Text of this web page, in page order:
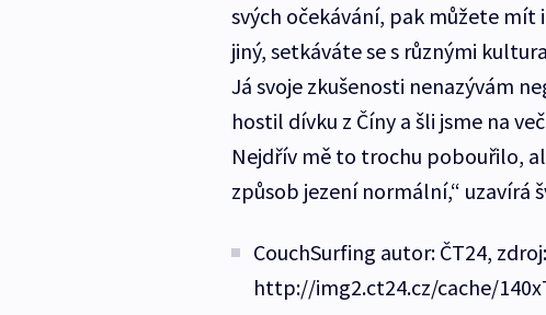
svých očekávání, pak můžete
jiný, setkáváte se s různými
Já svoje zkušenosti nenazývám
hostil dívku z Číny a šli jsme na
Nejdřív mě to trochu pobouřilo,
způsob jezení normální,“ uzavírá
CouchSurfing autor: ČT24,
http://img2.ct24.cz/cache/